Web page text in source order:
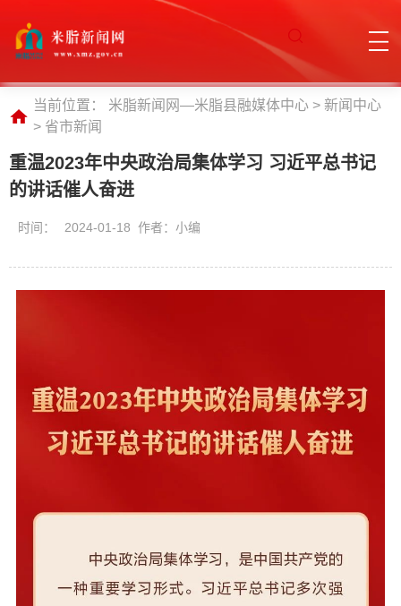
当前位置： 米脂新闻网—米脂县融媒体中心 > 新闻中心
> 省市新闻
重温2023年中央政治局集体学习 习近平总书记
的讲话催人奋进
时间： 2024-01-18 作者：小编